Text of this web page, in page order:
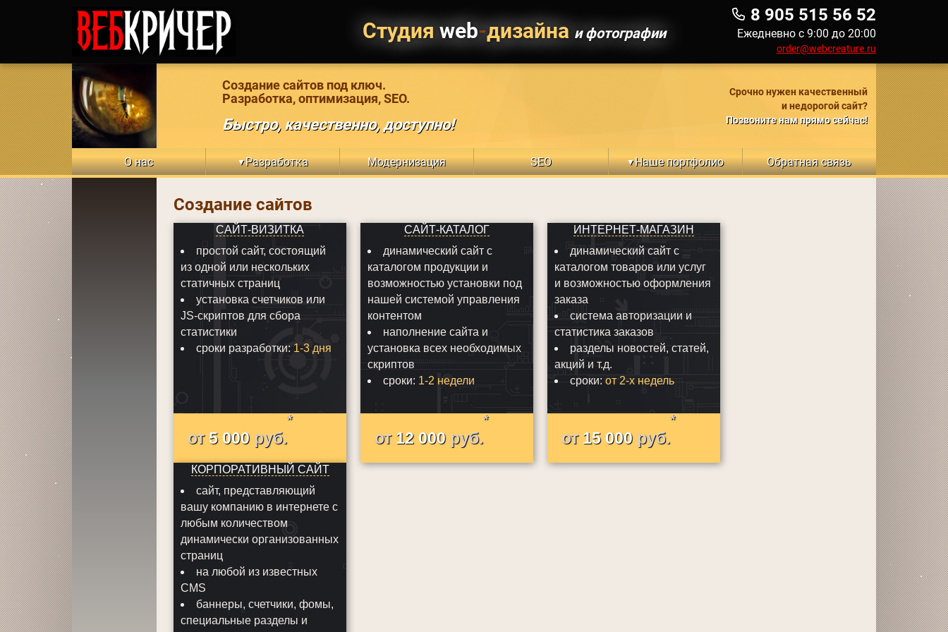
Студия web-дизайна и фотографии
8 905 515 56 52
Ежедневно с 9:00 до 20:00
order@webcreature.ru
Создание сайтов под ключ.
Разработка, оптимизация, SEO.
Быстро, качественно, доступно!
Срочно нужен качественный
и недорогой сайт?
Позвоните нам прямо сейчас!
О нас ▼Разработка Модернизация SEO ▼Наше портфолио Обратная связь
Создание сайтов
САЙТ-ВИЗИТКА
простой сайт, состоящий
из одной или нескольких
статичных страниц
установка счетчиков или
JS-скриптов для сбора
статистики
сроки разработки: 1-3 дня
от5 000 руб.
*
САЙТ-КАТАЛОГ
динамический сайт с
каталогом продукции и
возможностью установки под
нашей системой управления
контентом
наполнение сайта и
установка всех необходимых
скриптов
сроки: 1-2 недели
от 12 000 руб.
*
ИНТЕРНЕТ-МАГАЗИН
динамический сайт с
каталогом товаров или услуг
и возможностью оформления
заказа
система авторизации и
статистика заказов
разделы новостей, статей,
акций и т.д.
сроки: от 2-х недель
от 15 000 руб.
*
КОРПОРАТИВНЫЙ САЙТ
сайт, представляющий
вашу компанию в интернете с
любым количеством
динамически организованных
страниц
на любой из известных
CMS
баннеры, счетчики, фомы,
специальные разделы и